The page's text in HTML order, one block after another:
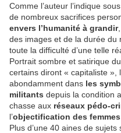
Comme l’auteur l’indique
de nombreux sacrifices
envers l’humanité à grandir
des images et de la durée
toute la difficulté d’une telle
Portrait sombre et satirique
certains diront « capitaliste »,
abondamment dans les
militants depuis la condition
chasse aux réseaux pédo-
l’objectification des femmes
Plus d’une 40 aines de